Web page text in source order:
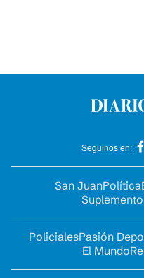
Seguinos en:
San JuanPolítica
PolicialesPasión
El Mundo